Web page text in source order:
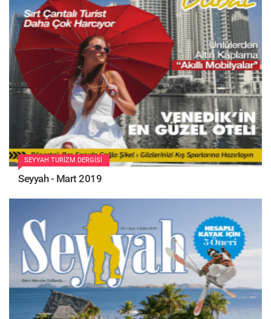
SEYYAH TURIZM DERGISI
Seyyah - Mart 2019